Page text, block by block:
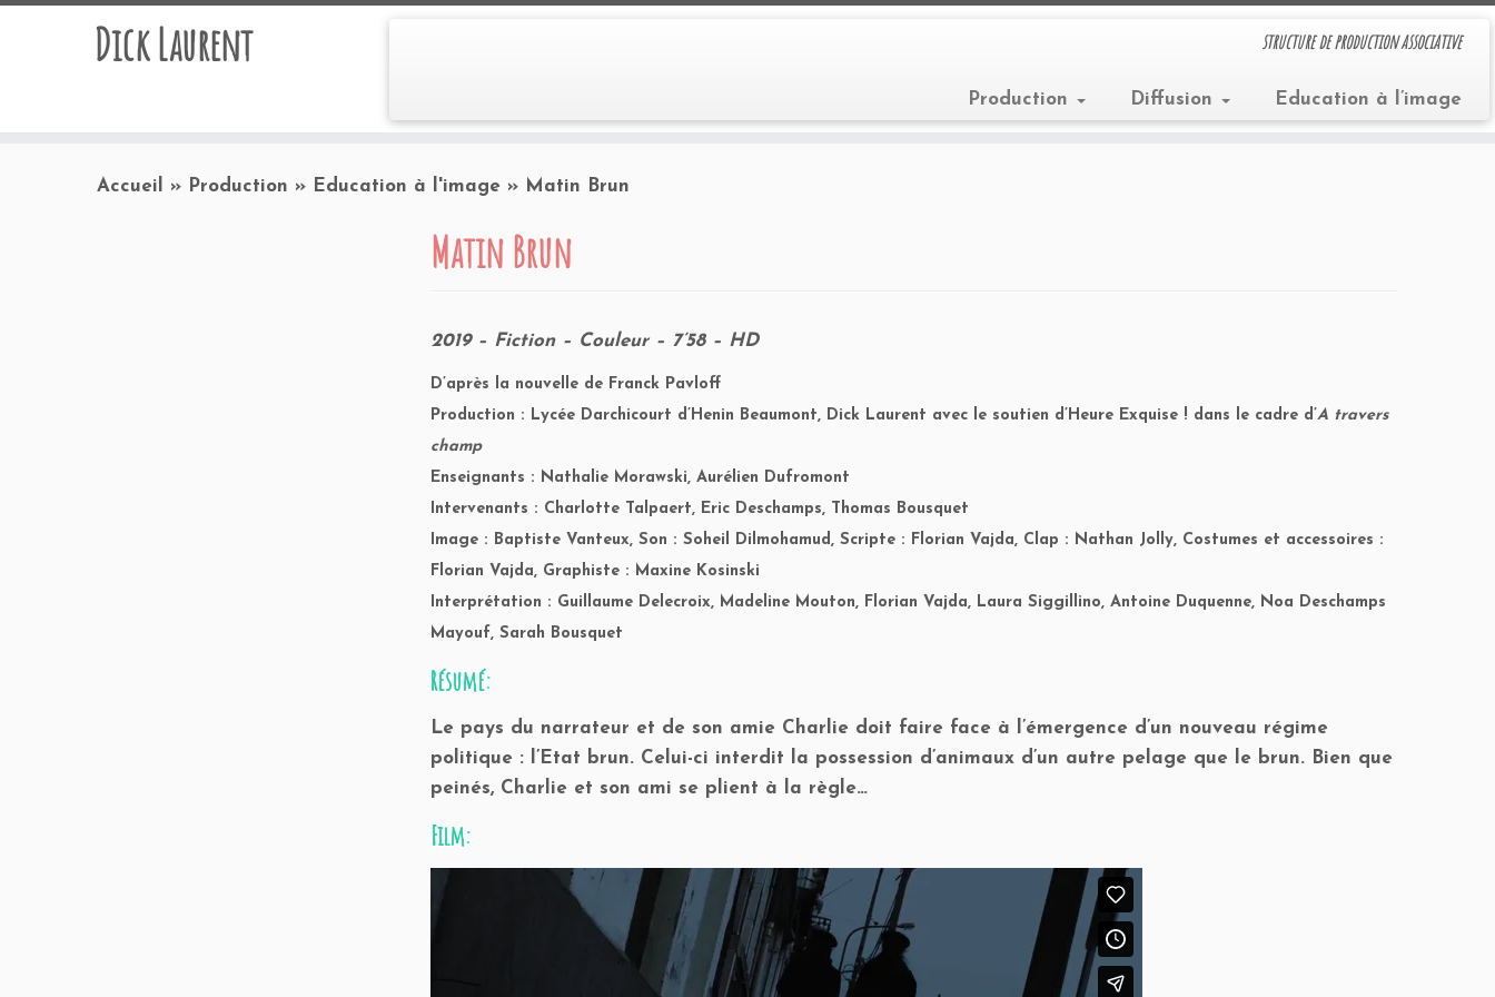
Dick Laurent structure de production associative
Production Diffusion Education à l’image
Accueil » Production » Education à l'image » Matin Brun
Matin Brun
2019 – Fiction – Couleur – 7’58 – HD
D’après la nouvelle de Franck Pavloff
Production : Lycée Darchicourt d’Henin Beaumont, Dick Laurent avec le soutien d’Heure Exquise ! dans le cadre d’A travers
champ
Enseignants : Nathalie Morawski, Aurélien Dufromont
Intervenants : Charlotte Talpaert, Eric Deschamps, Thomas Bousquet
Image : Baptiste Vanteux, Son : Soheil Dilmohamud, Scripte : Florian Vajda, Clap : Nathan Jolly, Costumes et accessoires :
Florian Vajda, Graphiste : Maxine Kosinski
Interprétation : Guillaume Delecroix, Madeline Mouton, Florian Vajda, Laura Siggillino, Antoine Duquenne, Noa Deschamps
Mayouf, Sarah Bousquet
Résumé:
Le pays du narrateur et de son amie Charlie doit faire face à l’émergence d’un nouveau régime
politique : l’Etat brun. Celui-ci interdit la possession d’animaux d’un autre pelage que le brun. Bien que
peinés, Charlie et son ami se plient à la règle…
Film: